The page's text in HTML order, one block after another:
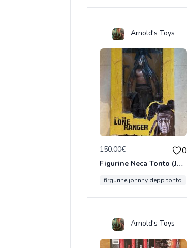
Arnold's Toys
150.00€ 0
Figurine Neca Tonto (Johnny Depp dans THE LONE RANGER)
firgurine johnny depp tonto
Arnold's Toys